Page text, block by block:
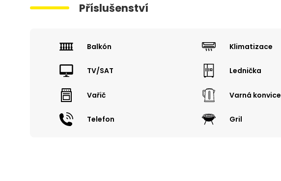
Příslušenství
Balkón Klimatizace
TV/SAT Lednička
Vařič Varná konvice
Telefon Gril